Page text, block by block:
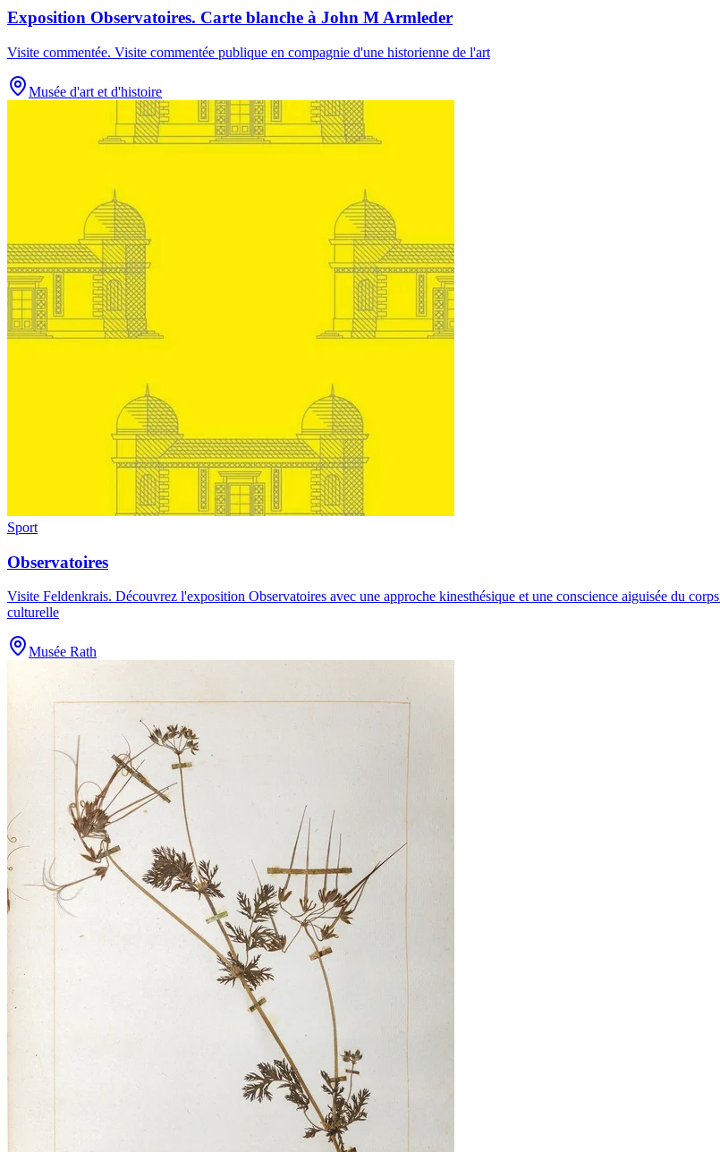
Exposition Observatoires. Carte blanche à John M Armleder
Visite commentée. Visite commentée publique en compagnie d'une historienne de l'art
Musée d'art et d'histoire
Sport
Observatoires
Visite Feldenkrais. Découvrez l'exposition Observatoires avec une approche kinesthésique et une conscience aiguisée du
culturelle
Musée Rath